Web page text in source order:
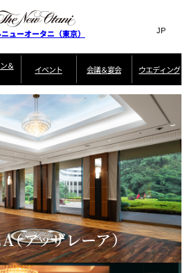
ューオータニ（東京） Search
サ
ト
内
検
窓
を
開
閉
言
切
替
え
メ
ニ
ュ
ー
を
開
閉
JP(日本語)
EN
Select Language
ニューオータニ・
ーデンタワー スイートのご案内
ービスガイド ルームサービス
宿泊者限定
ィナ ーご優待
のご案内
誕生日や記念日の
お祝いに
＆
のご案内
ご家族で楽し
む小個室
ワーレスト
ラン
ガーデンラウ
ンジ
トレーダーヴ
ィックス 東京
ール・エ
メ・パリ
イベント 会議＆宴会
宴会場一覧 プラン一覧 MICE
宴会ご予約・お問
合せフォーム
ウエディング
ウ
エ
デ
ィ
ン
グ
ウエディングスタ
イル コンセ
披露宴 料理・
ムービー
SUPER-
TOKYO
ホテルへのアクセ
ス
アッザレーア）